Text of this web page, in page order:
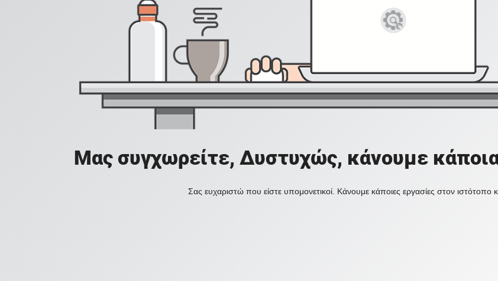
Μας συγχωρείτε, Δυστυχώς, κάνουμε
Σας ευχαριστώ που είστε υπομονετικοί. Κάνουμε κάποιες εργασίες στον ιστότοπο